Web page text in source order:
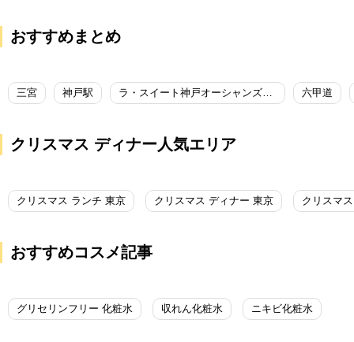
おすすめまとめ
三宮 神戸駅 ラ・スイート神戸オーシャンズガーデン 六甲道
クリスマス ディナー人気エリア
クリスマス ランチ 東京 クリスマス ディナー 東京 クリスマ
おすすめコスメ記事
グリセリンフリー 化粧水 収れん化粧水 ニキビ化粧水